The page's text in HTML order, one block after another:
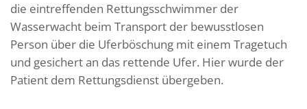
die eintreffenden Rettungsschwimmer der
Wasserwacht beim Transport der bewusstlosen
Person über die Uferböschung mit einem Tragetuch
und gesichert an das rettende Ufer. Hier wurde der
Patient dem Rettungsdienst übergeben.